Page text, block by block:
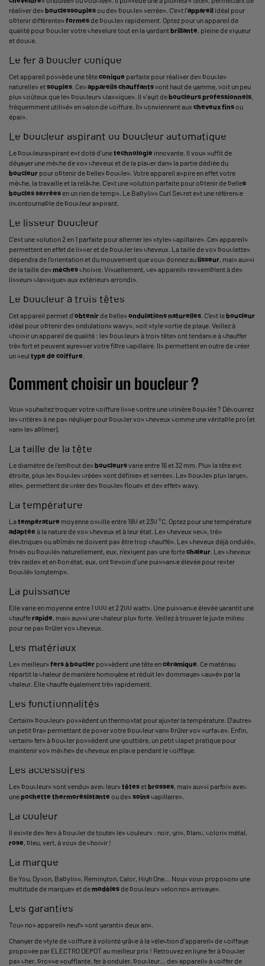
réaliser des bouclessouplesou des boucles serrées. C’est l’appareil idéal pour
obtenir différentes formesde boucles rapidement. Optez pour un appareil de
qualité pour boucler votre chevelure tout en la gardantbrillante, pleine de vigueur
et douce.
Le fer à boucler conique
Cet appareil possède une têteconique parfaite pour réaliser des boucles
naturelles etsouples. Ces appareils chauffantssont haut de gamme, soit un peu
plus coûteux que les boucleurs classiques. Il s’agit deboucleurs professionnels,
fréquemment utilisés en salon decoiffure. Ils conviennent aux cheveux finsou
épais.
Le boucleur aspirant ou boucleur automatique
Le boucleuraspirant est doté d’unetechnologie innovante. Il vous suffit de
dégager une mèche de vos cheveux et de la placer dans la partie dédiée du
boucleur pour obtenir de belles boucles. Votre appareil aspire en effet votre
mèche, la travaille et la relâche. C’est une solution parfaite pour obtenir de belles
boucles serréesen un rien de temps. Le Babyliss Curl Secret est une référence
incontournable de boucleur aspirant.
Le lisseur boucleur
C’est une solution 2 en 1 parfaite pour alterner les styles capillaires. Ces appareils
permettent en effet de lisser et de boucler les cheveux. La taille de vos bouclettes
dépendra de l’orientation et du mouvement que vous donnez aulisseur, mais aussi
de la taille des mècheschoisie. Visuellement, ces appareils ressemblent à des
lisseurs classiques aux extérieurs arrondis.
Le boucleur à trois têtes
Cet appareil permet d’obtenirde belles ondulations naturelles. C’est leboucleur
idéal pour obtenir des ondulations wavys, soit style sortie de plage. Veillez à
choisir un appareil de qualité : les boucleurs à trois têtes ont tendance à chauffer
très fort et peuvent agresser votre fibre capillaire. Ils permettent en outre de créer
un seul type de coiffure.
Comment choisir un boucleur ?
Vous souhaitez troquer votre coiffure lisse contre une crinière bouclée ? Découvrez
les critères à ne pas négliger pour boucler vos cheveux comme une véritable pro (et
sans les abîmer).
La taille de la tête
Le diamètre de l’embout des boucleursvarie entre 16 et 32 mm. Plus la tête est
étroite, plus les boucles créées sont définies et serrées. Les boucles plus larges,
elles, permettent de créer des boucles floues et des effets wavy.
La température
Latempérature moyenne oscille entre 180 et 230 °C. Optez pour une température
adaptée à la nature de vos cheveux et à leur état. Les cheveux secs, très
électriques ou abîmés ne doivent pas être trop chauffés. Les cheveux déjà ondulés,
frisés ou bouclés naturellement, eux, n’exigent pas une fortechaleur. Les cheveux
très raides et en bon état, eux, ont besoin d’une puissance élevée pour rester
bouclés longtemps.
La puissance
Elle varie en moyenne entre 1 000 et 2 200 watts. Une puissance élevée garantit une
chaufferapide, mais aussi une chaleur plus forte. Veillez à trouver le juste milieu
pour ne pas brûler vos cheveux.
Les matériaux
Les meilleurs fers à boucler possèdent une tête encéramique. Ce matériau
répartit la chaleur de manière homogène et réduit les dommages causés par la
chaleur. Elle chauffe également très rapidement.
Les fonctionnalités
Certains boucleurs possèdent un thermostat pour ajuster la température. D’autres
un petit bras permettant de poser votre boucleur sans brûler vos surfaces. Enfin,
certains fers à boucler possèdent une gouttière, un petit clapet pratique pour
maintenir vos mèches de cheveux en place pendant le coiffage.
Les accessoires
Les boucleurs sont vendus avec leurs têtesetbrosses, mais aussi parfois avec
unepochette thermorésistante ou des soinscapillaires.
La couleur
Il existe des fers à boucler de toutes les couleurs : noir, gris, blanc, coloris métal,
rose, bleu, vert, à vous de choisir !
La marque
Be You, Dyson, Babyliss, Remington, Calor, High One… Nous vous proposons une
multitude de marques et demodèlesde boucleurs selon nos arrivages.
Les garanties
Tous nos appareils neufs sont garantis deux ans.
Changer de style de coiffure à volonté grâce à la sélection d'appareils de coiffage
proposée par ELECTRO DEPOT au meilleur prix ! Retrouvez en ligne fer à boucler
pas cher, brosse soufflante, fer à onduler, boucleur… des appareils à coiffer de